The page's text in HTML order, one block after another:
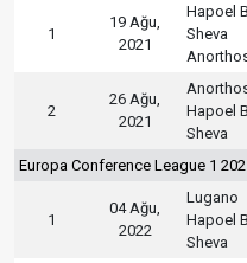
1
19 Ağu,
2021
Hapoel
Sheva
2
26 Ağu,
2021
Hapoel
Sheva
Europa Conference League 1
1
04 Ağu,
2022
Lugano
Hapoel
Sheva